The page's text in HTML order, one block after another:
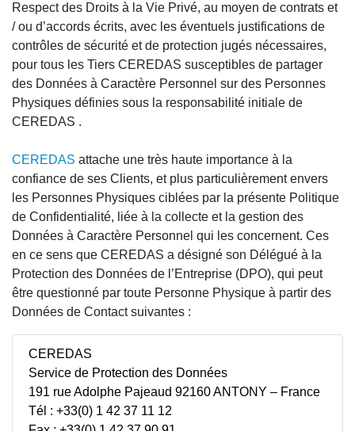
Respect des Droits à la Vie Privé, au moyen de contrats et
/ ou d’accords écrits, avec les éventuels justifications de
contrôles de sécurité et de protection jugés nécessaires,
pour tous les Tiers CEREDAS susceptibles de partager
des Données à Caractère Personnel sur des Personnes
Physiques définies sous la responsabilité initiale de
CEREDAS .
CEREDAS attache une très haute importance à la
confiance de ses Clients, et plus particulièrement envers
les Personnes Physiques ciblées par la présente Politique
de Confidentialité, liée à la collecte et la gestion des
Données à Caractère Personnel qui les concernent. Ces
en ce sens que CEREDAS a désigné son Délégué à la
Protection des Données de l’Entreprise (DPO), qui peut
être questionné par toute Personne Physique à partir des
Données de Contact suivantes :
CEREDAS
Service de Protection des Données
191 rue Adolphe Pajeaud 92160 ANTONY – France
Tél : +33(0) 1 42 37 11 12